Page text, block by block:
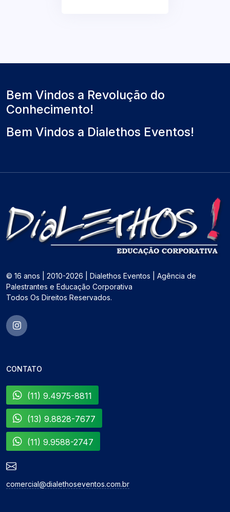
Bem Vindos a Revolução do
Conhecimento!
Bem Vindos a Dialethos Eventos!
© 16 anos | 2010-2026 | Dialethos Eventos | Agência de
Palestrantes e Educação Corporativa
Todos Os Direitos Reservados.
CONTATO
(11) 9.4975-8811
(13) 9.8828-7677
(11) 9.9588-2747
comercial@dialethoseventos.com.br